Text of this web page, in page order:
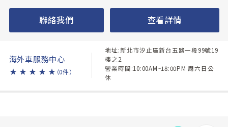
聯絡我們 查看詳情
海外車服務中心
★ ★ ★ ★ ★ （0件）
地址:新北市汐止區新台五路一段99號19
樓之2
營業時間:10:00AM~18:00PM 周六日公
休